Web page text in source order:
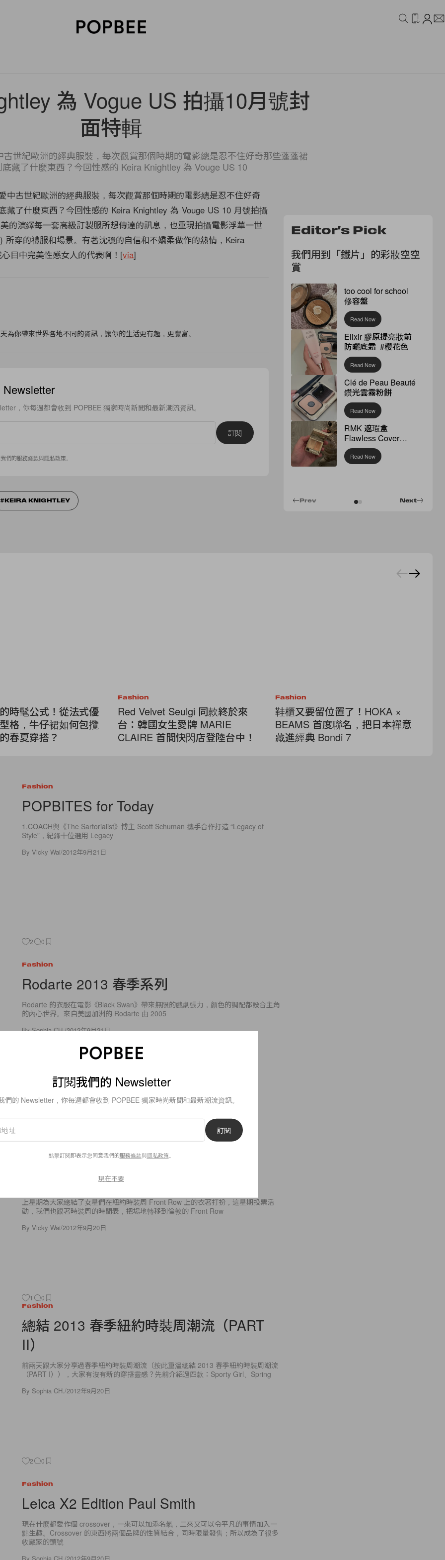
為 Vogue US 拍攝10月號封
面特輯
世紀歐洲的經典服裝，每次觀賞那個時期的電影總是忍不住好奇那些蓬蓬裙
藏了什麼東西？今回性感的 Keira Knightley 為 Vouge US 10
中古世紀歐洲的經典服裝，每次觀賞那個時期的電影總是忍不住好奇
藏了什麼東西？今回性感的 Keira Knightley 為 Vouge US 10 月號拍攝
的演繹每一套高級訂製服所想傳達的訊息，也重現拍攝電影浮華一世
所穿的禮服和場景。有著沈穩的自信和不嬌柔做作的熱情，Keira
目中完美性感女人的代表啊！[via]
為你帶來世界各地不同的資訊，讓你的生活更有趣，更豐富。
，你每週都會收到 POPBEE 獨家時尚新聞和最新潮流資訊。
訂閱
們的服務條款與隱私政策
KEIRA KNIGHTLEY
Editor's Pick
我們用到「鐵片」的彩妝空空
賞
too cool for school
修容盤
Read Now
Elixir 膠原提亮妝前
防曬底霜 #櫻花色
Read Now
Clé de Peau Beauté
鑽光雲霧粉餅
Read Now
RMK 遮瑕盒
Flawless Cover
Concealer
Read Now
Next
Prev
時髦公式！從法式優
格，牛仔裙如何包攬
春夏穿搭？
Fashion
Red Velvet Seulgi 同款終於來
台：韓國女生愛牌 MARIE
CLAIRE 首間快閃店登陸台中！
Fashion
鞋櫃又要留位置了！HOKA ×
BEAMS 首度聯名，把日本禪意
藏進經典 Bondi 7
Fashion
POPBITES for Today
1.COACH與《The Sartorialist》博主 Scott Schuman 攜手合作打造 “Legacy of
Style”，紀錄十位選用 Legacy
By Vicky Wai/2012年9月21日
2 0
Fashion
Rodarte 2013 春季系列
Rodarte 的衣服在電影《Black Swan》帶來無限的戲劇張力，顏色的調配都設合主角
的內心世界。來自美國加洲的 Rodarte 由 2005
BySophia CH./2012年9月21日
2 0
Fashion
Best Dressed: Celebrities in London
Fashion Week
上星期為大家總結了女星們在紐約時裝周 Front Row 上的衣著打扮，這星期投票活
動，我們也跟著時裝周的時間表，把場地轉移到倫敦的 Front Row
By Vicky Wai/2012年9月20日
1 0
Fashion
總結 2013 春季紐約時裝周潮流（PART
II）
前兩天跟大家分享過春季紐約時裝周潮流（按此重溫總結 2013 春季紐約時裝周潮流
（PART I）），大家有沒有新的穿搭靈感？先前介紹過四款：Sporty Girl、Spring
By Sophia CH./2012年9月20日
2 0
Fashion
Leica X2 Edition Paul Smith
現在什麼都愛作個 crossover，一來可以加添名氣，二來又可以令平凡的事情加入一
點生趣。Crossover 的東西將兩個品牌的性質結合，同時限量發售；所以成為了很多
收藏家的頭號
訂閱我們的 Newsletter
們的 Newsletter，你每週都會收到 POPBEE 獨家時尚新聞和最新潮流資訊。
訂閱
點擊訂閱即表示您同意我們的服務條款與隱私政策
現在不要